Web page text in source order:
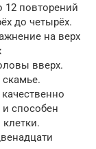
12 повторений
до четырёх.
на верх
вверх.
способен